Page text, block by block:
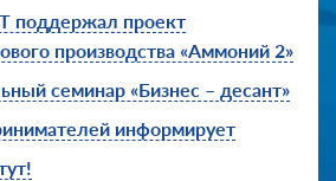
поддержал проект
производства «Аммоний 2»
семинар «Бизнес – десант»
информирует